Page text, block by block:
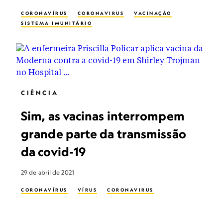
CORONAVÍRUS CORONAVIRUS
VACINAÇÃO
SISTEMA IMUNITÁRIO
CIÊNCIA
Sim, as vacinas interrompem
grande parte da transmissão
da covid-19
29 de abril de 2021
CORONAVÍRUS VÍRUS CORONAVIRUS